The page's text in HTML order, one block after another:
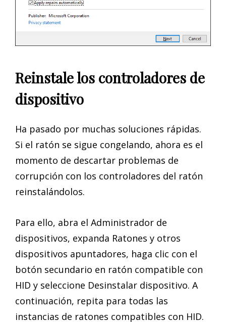
Reinstale los controladores de
dispositivo
Ha pasado por muchas soluciones rápidas.
Si el ratón se sigue congelando, ahora es el
momento de descartar problemas de
corrupción con los controladores del ratón
reinstalándolos.
Para ello, abra el Administrador de
dispositivos, expanda Ratones y otros
dispositivos apuntadores, haga clic con el
botón secundario en ratón compatible con
HID y seleccione Desinstalar dispositivo. A
continuación, repita para todas las
instancias de ratones compatibles con HID.